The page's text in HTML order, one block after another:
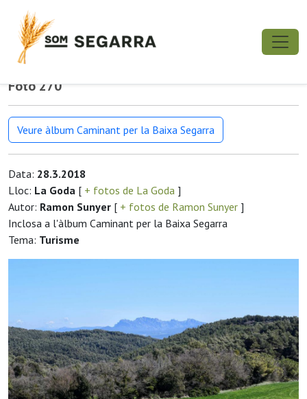
Foto 270
Veure àlbum Caminant per la Baixa Segarra
Data: 28.3.2018
Lloc: La Goda [ + fotos de La Goda ]
Autor: Ramon Sunyer [ + fotos de Ramon Sunyer ]
Inclosa a l'àlbum Caminant per la Baixa Segarra
Tema: Turisme